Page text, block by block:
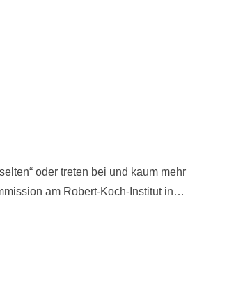
oder treten bei und kaum mehr
am Robert-Koch-Institut in…